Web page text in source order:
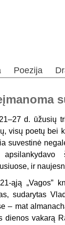
Poezija
d. ūžusių
visų poetų bei
suvestinė
ir
ąją „Vagos”
sudarytas
– mat
dienos vakarą